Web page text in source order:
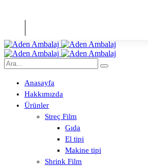
Anasayfa
Hakkımızda
Ürünler
Streç Film
Gıda
El tipi
Makine tipi
Shrink Film